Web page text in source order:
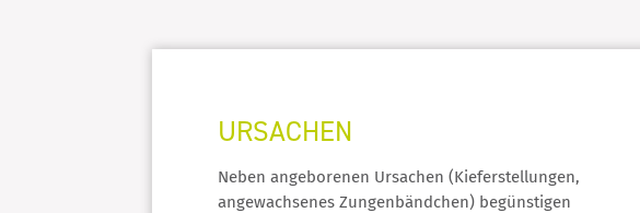
URSACHEN
Neben angeborenen Ursachen (Kieferstellungen,
angewachsenes Zungenbändchen) begünstigen